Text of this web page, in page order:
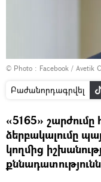
© Photo : Facebook / Avetik
Բաժանորդագրվել
«5165» շարժումը
ձերբակալումը
կողմից